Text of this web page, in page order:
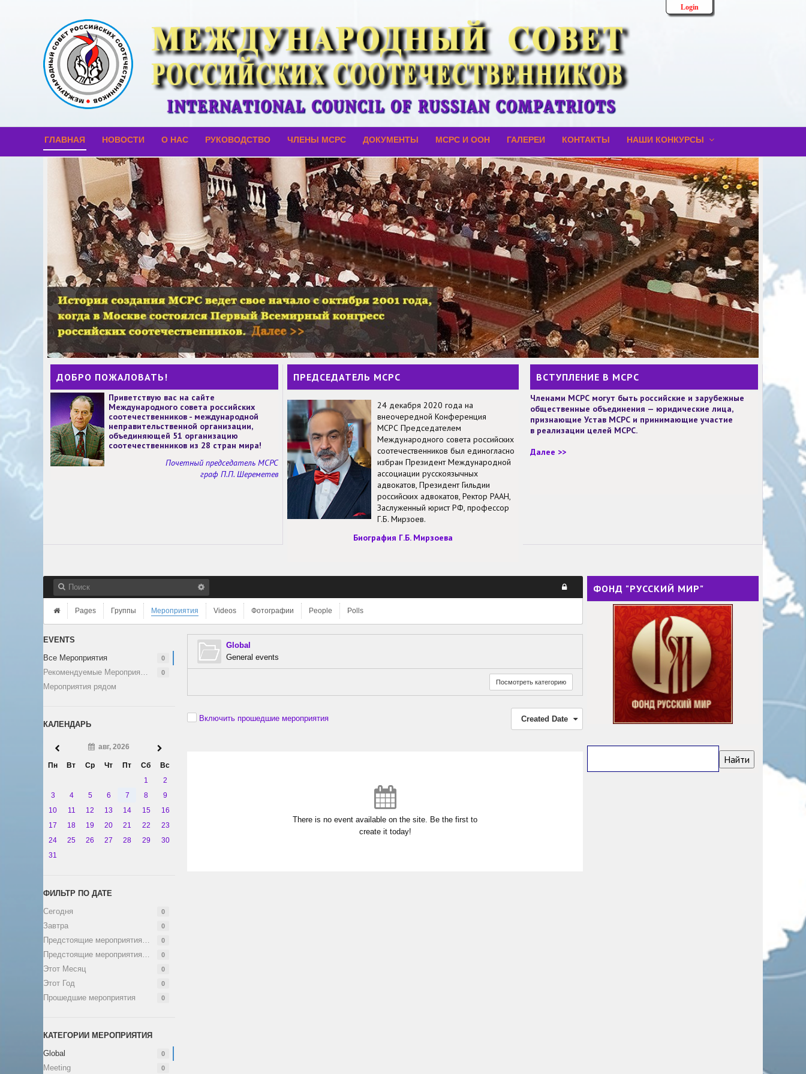
Login
ГЛАВНАЯ НОВОСТИ О НАС РУКОВОДСТВО ЧЛЕНЫ МСРС ДОКУМЕНТЫ МСРС И ООН ГАЛЕРЕИ КОНТАКТЫ НАШИ КОНКУРСЫ
ДОБРО ПОЖАЛОВАТЬ!
Приветствую вас на сайте
Международного совета российских
соотечественников - международной
неправительственной организации,
объединяющей 51 организацию
соотечественников из 28 стран мира!
Почетный председатель МСРС
граф П.П. Шереметев
ПРЕДСЕДАТЕЛЬ МСРС
24 декабря 2020 года на
внеочередной Конференция
МСРС Председателем
Международного совета российских
соотечественников был единогласно
избран Президент Международной
ассоциации русскоязычных
адвокатов, Президент Гильдии
российских адвокатов, Ректор РААН,
Заслуженный юрист РФ, профессор
Г.Б. Мирзоев.
Биография Г.Б. Мирзоева
ВСТУПЛЕНИЕ В МСРС
Членами МСРС могут быть российские и зарубежные
общественные объединения — юридические лица,
признающие Устав МСРС и принимающие участие
в реализации целей МСРС.
Далее >>
Pages Группы Мероприятия Videos Фотографии People Polls
EVENTS
Все Мероприятия
0
0
Мероприятия рядом
КАЛЕНДАРЬ
авг, 2026
Пн Вт Ср Чт Пт Сб
Вс
1
2
3
4 5 6 7 8
9
10
11 12 13 14 15
16
17
18 19 20 21 22
23
24
25 26 27 28 29
30
31
ФИЛЬТР ПО ДАТЕ
Сегодня
0
Завтра 0
0
0
Этот Месяц 0
Этот Год 0
Прошедшие мероприятия 0
КАТЕГОРИИ МЕРОПРИЯТИЯ
Global
0
Meeting 0
Global
General events
Посмотреть категорию
Включить прошедшие мероприятия Created Date
There is no event available on the site. Be the first to
create it today!
ФОНД "РУССКИЙ МИР"